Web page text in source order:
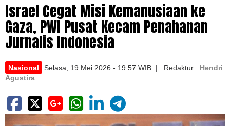
Israel Cegat Misi Kemanusiaan ke
Gaza, PWI Pusat Kecam Penahanan
Jurnalis Indonesia
Nasional Selasa, 19 Mei 2026 - 19:57 WIB | Redaktur : Hendri
Agustira